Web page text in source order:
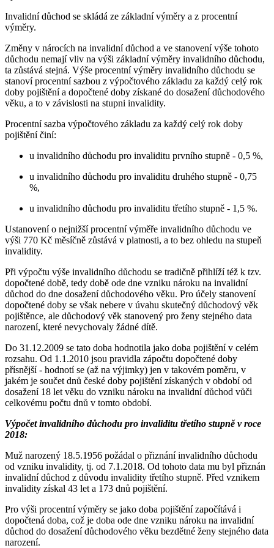
Invalidní důchod se skládá ze základní výměry a z procentní
výměry.
Změny v nárocích na invalidní důchod a ve stanovení výše tohoto
důchodu nemají vliv na výši základní výměry invalidního důchodu,
ta zůstává stejná. Výše procentní výměry invalidního důchodu se
stanoví procentní sazbou z výpočtového základu za každý celý rok
doby pojištění a dopočtené doby získané do dosažení důchodového
věku, a to v závislosti na stupni invalidity.
Procentní sazba výpočtového základu za každý celý rok doby
pojištění činí:
u invalidního důchodu pro invaliditu prvního stupně - 0,5 %,
u invalidního důchodu pro invaliditu druhého stupně - 0,75
%,
u invalidního důchodu pro invaliditu třetího stupně - 1,5 %.
Ustanovení o nejnižší procentní výměře invalidního důchodu ve
výši 770 Kč měsíčně zůstává v platnosti, a to bez ohledu na stupeň
invalidity.
Při výpočtu výše invalidního důchodu se tradičně přihlíží též k tzv.
dopočtené době, tedy době ode dne vzniku nároku na invalidní
důchod do dne dosažení důchodového věku. Pro účely stanovení
dopočtené doby se však nebere v úvahu skutečný důchodový věk
pojištěnce, ale důchodový věk stanovený pro ženy stejného data
narození, které nevychovaly žádné dítě.
Do 31.12.2009 se tato doba hodnotila jako doba pojištění v celém
rozsahu. Od 1.1.2010 jsou pravidla zápočtu dopočtené doby
přísnější - hodnotí se (až na výjimky) jen v takovém poměru, v
jakém je součet dnů české doby pojištění získaných v období od
dosažení 18 let věku do vzniku nároku na invalidní důchod vůči
celkovému počtu dnů v tomto období.
Výpočet invalidního důchodu pro invaliditu třetího stupně v roce
2018:
Muž narozený 18.5.1956 požádal o přiznání invalidního důchodu
od vzniku invalidity, tj. od 7.1.2018. Od tohoto data mu byl přiznán
invalidní důchod z důvodu invalidity třetího stupně. Před vznikem
invalidity získal 43 let a 173 dnů pojištění.
Pro výši procentní výměry se jako doba pojištění započítává i
dopočtená doba, což je doba ode dne vzniku nároku na invalidní
důchod do dosažení důchodového věku bezdětné ženy stejného data
narození.